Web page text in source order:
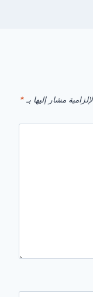
مشار إليها بـ *